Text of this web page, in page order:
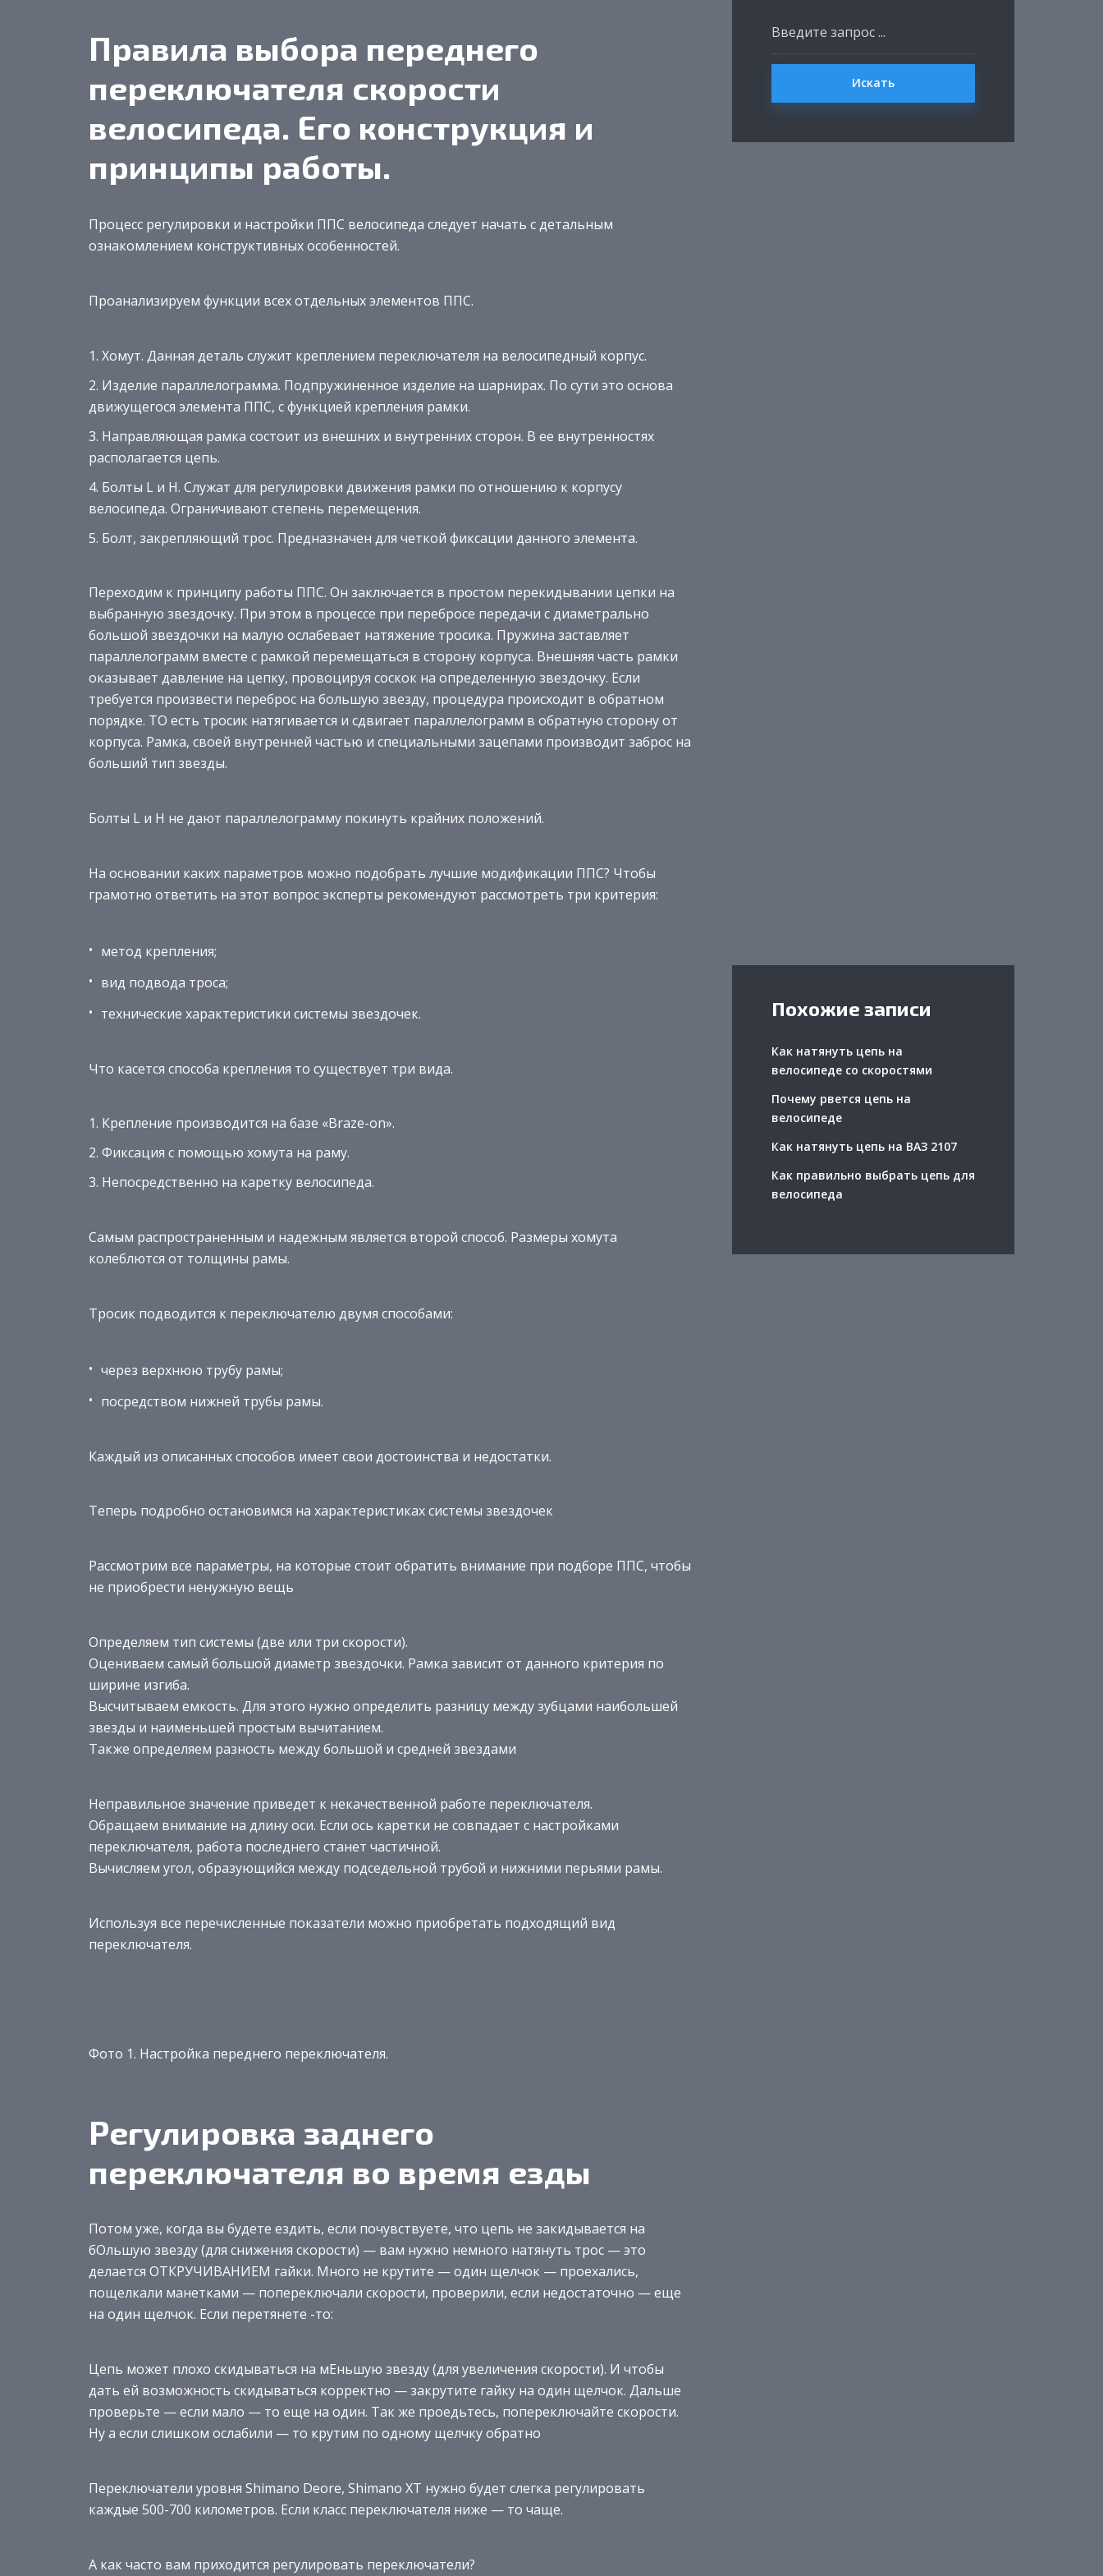
Правила выбора переднего
переключателя скорости
велосипеда. Его конструкция и
принципы работы.
Процесс регулировки и настройки ППС велосипеда следует начать с детальным
ознакомлением конструктивных особенностей.
Проанализируем функции всех отдельных элементов ППС.
Хомут. Данная деталь служит креплением переключателя на велосипедный корпус.
Изделие параллелограмма. Подпружиненное изделие на шарнирах. По сути это основа
движущегося элемента ППС, с функцией крепления рамки.
Направляющая рамка состоит из внешних и внутренних сторон. В ее внутренностях
располагается цепь.
Болты L и H. Служат для регулировки движения рамки по отношению к корпусу
велосипеда. Ограничивают степень перемещения.
Болт, закрепляющий трос. Предназначен для четкой фиксации данного элемента.
Переходим к принципу работы ППС. Он заключается в простом перекидывании цепки на
выбранную звездочку. При этом в процессе при перебросе передачи с диаметрально
большой звездочки на малую ослабевает натяжение тросика. Пружина заставляет
параллелограмм вместе с рамкой перемещаться в сторону корпуса. Внешняя часть рамки
оказывает давление на цепку, провоцируя соскок на определенную звездочку. Если
требуется произвести переброс на большую звезду, процедура происходит в обратном
порядке. ТО есть тросик натягивается и сдвигает параллелограмм в обратную сторону от
корпуса. Рамка, своей внутренней частью и специальными зацепами производит заброс на
больший тип звезды.
Болты L и H не дают параллелограмму покинуть крайних положений.
На основании каких параметров можно подобрать лучшие модификации ППС? Чтобы
грамотно ответить на этот вопрос эксперты рекомендуют рассмотреть три критерия:
метод крепления;
вид подвода троса;
технические характеристики системы звездочек.
Что касется способа крепления то существует три вида.
Крепление производится на базе «Braze-on».
Фиксация с помощью хомута на раму.
Непосредственно на каретку велосипеда.
Самым распространенным и надежным является второй способ. Размеры хомута
колеблются от толщины рамы.
Тросик подводится к переключателю двумя способами:
через верхнюю трубу рамы;
посредством нижней трубы рамы.
Каждый из описанных способов имеет свои достоинства и недостатки.
Теперь подробно остановимся на характеристиках системы звездочек
Рассмотрим все параметры, на которые стоит обратить внимание при подборе ППС, чтобы
не приобрести ненужную вещь
Определяем тип системы (две или три скорости).
Оцениваем самый большой диаметр звездочки. Рамка зависит от данного критерия по
ширине изгиба.
Высчитываем емкость. Для этого нужно определить разницу между зубцами наибольшей
звезды и наименьшей простым вычитанием.
Также определяем разность между большой и средней звездами
Неправильное значение приведет к некачественной работе переключателя.
Обращаем внимание на длину оси. Если ось каретки не совпадает с настройками
переключателя, работа последнего станет частичной.
Вычисляем угол, образующийся между подседельной трубой и нижними перьями рамы.
Используя все перечисленные показатели можно приобретать подходящий вид
переключателя.
Фото 1. Настройка переднего переключателя.
Регулировка заднего
переключателя во время езды
Потом уже, когда вы будете ездить, если почувствуете, что цепь не закидывается на
бОльшую звезду (для снижения скорости) — вам нужно немного натянуть трос — это
делается ОТКРУЧИВАНИЕМ гайки. Много не крутите — один щелчок — проехались,
пощелкали манетками — попереключали скорости, проверили, если недостаточно — еще
на один щелчок. Если перетянете -то:
Цепь может плохо скидываться на мЕньшую звезду (для увеличения скорости). И чтобы
дать ей возможность скидываться корректно — закрутите гайку на один щелчок. Дальше
проверьте — если мало — то еще на один. Так же проедьтесь, попереключайте скорости.
Ну а если слишком ослабили — то крутим по одному щелчку обратно
Переключатели уровня Shimano Deore, Shimano XT нужно будет слегка регулировать
каждые 500-700 километров. Если класс переключателя ниже — то чаще.
А как часто вам приходится регулировать переключатели?
Искать
Похожие записи
Как натянуть цепь на
велосипеде со скоростями
Почему рвется цепь на
велосипеде
Как натянуть цепь на ВАЗ 2107
Как правильно выбрать цепь для
велосипеда